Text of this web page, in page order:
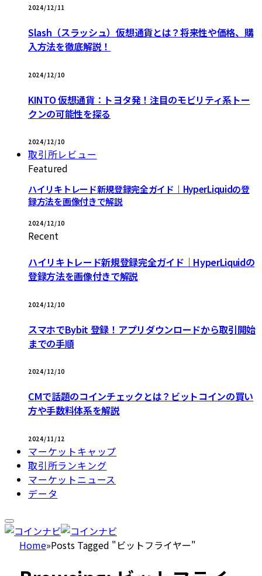
2024/12/11
Slash（スラッシュ）仮想通貨とは？将来性や価格、購
入方法を徹底解説！
2024/12/10
KINTO 仮想通貨：トヨタ発！注目のモビリティ系トー
クンの可能性を探る
2024/12/10
取引所レビュー
Featured
ハイリキトレード新規登録完全ガイド｜HyperLiquidの登
録方法を画像付きで解説
2024/12/10
Recent
ハイリキトレード新規登録完全ガイド｜HyperLiquidの
登録方法を画像付きで解説
2024/12/10
スマホでBybit 登録！アプリダウンロードから取引開始
までの手順
2024/12/10
CMで話題のコインチェックとは？ビットコインの買い
方や手数料体系を解説
2024/11/12
マーケットキャップ
取引所ランキング
マーケットニュース
データ
Home»Posts Tagged "ビットフライヤー"